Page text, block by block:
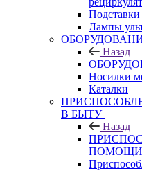
Подставки
Лампы
Назад
Носилки
Каталки
В БЫТУ
Назад
ПОМОЩИ